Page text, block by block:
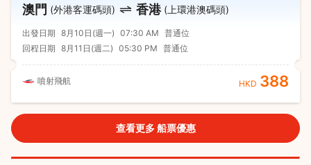
澳門 (外港客運碼頭) 香港 (上環港澳碼頭)
出發日期 8月10日(週一) 07:30 AM 普通位
回程日期 8月11日(週二) 05:30 PM 普通位
噴射飛航 HKD 388
查看更多 船票優惠